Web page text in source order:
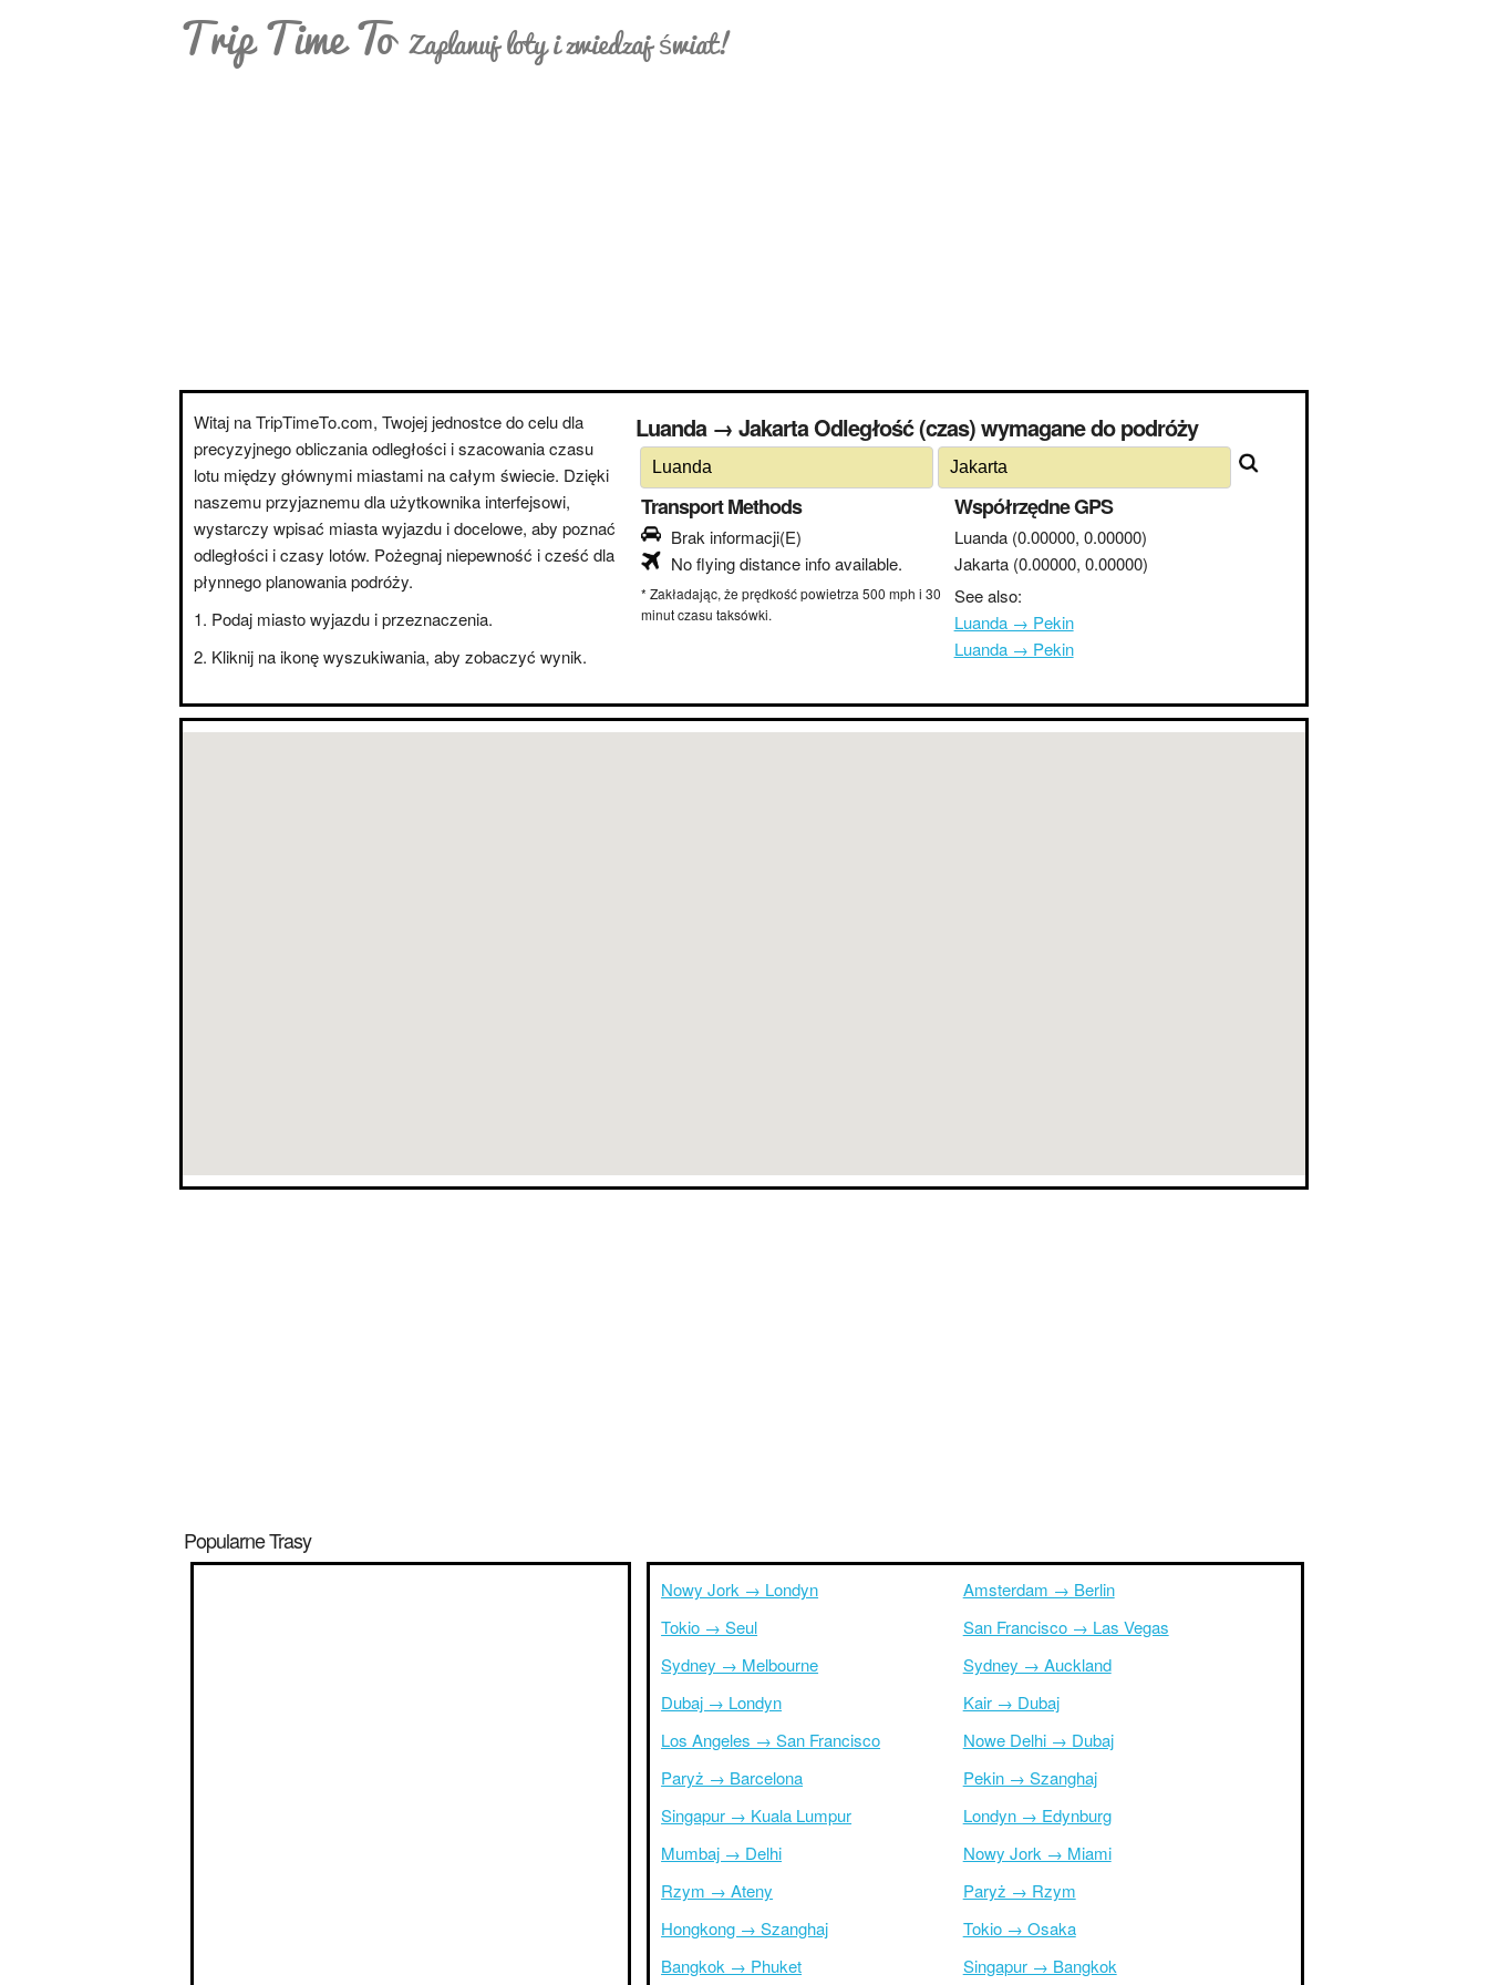
Trip Time To Zaplanuj loty i zwiedzaj świat!
Witaj na TripTimeTo.com, Twojej jednostce do celu dla
precyzyjnego obliczania odległości i szacowania czasu
lotu między głównymi miastami na całym świecie. Dzięki
naszemu przyjaznemu dla użytkownika interfejsowi,
wystarczy wpisać miasta wyjazdu i docelowe, aby poznać
odległości i czasy lotów. Pożegnaj niepewność i cześć dla
płynnego planowania podróży.
Podaj miasto wyjazdu i przeznaczenia.
Kliknij na ikonę wyszukiwania, aby zobaczyć wynik.
Luanda → Jakarta Odległość (czas) wymagane do podróży
Transport Methods
Brak informacji(E)
No flying distance info available.
* Zakładając, że prędkość powietrza 500 mph i 30
minut czasu taksówki.
Współrzędne GPS
Luanda (0.00000, 0.00000)
Jakarta (0.00000, 0.00000)
See also:
Luanda → Pekin
Luanda → Pekin
Popularne Trasy
Nowy Jork → Londyn
Tokio → Seul
Sydney → Melbourne
Dubaj → Londyn
Los Angeles → San Francisco
Paryż → Barcelona
Singapur → Kuala Lumpur
Mumbaj → Delhi
Rzym → Ateny
Hongkong → Szanghaj
Bangkok → Phuket
Amsterdam → Berlin
San Francisco → Las Vegas
Sydney → Auckland
Kair → Dubaj
Nowe Delhi → Dubaj
Pekin → Szanghaj
Londyn → Edynburg
Nowy Jork → Miami
Paryż → Rzym
Tokio → Osaka
Singapur → Bangkok